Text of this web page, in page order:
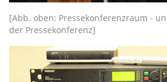
[Abb. oben: Pressekonferenzraum -
der Pressekonferenz]